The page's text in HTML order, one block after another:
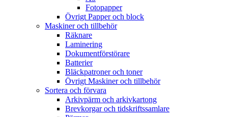
Fotopapper
Övrigt Papper och block
Maskiner och tillbehör
Räknare
Laminering
Dokumentförstörare
Batterier
Bläckpatroner och toner
Övrigt Maskiner och tillbehör
Sortera och förvara
Arkivpärm och arkivkartong
Brevkorgar och tidskriftssamlare